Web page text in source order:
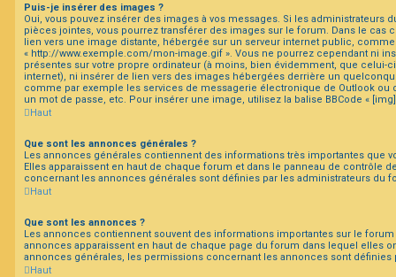
Puis-je insérer des images ?
Oui, vous pouvez insérer des images à vos messages. Si les administrateurs
pièces jointes, vous pourrez transférer des images sur le forum. Dans le cas
lien vers une image distante, hébergée sur un serveur internet public,
« http://www.exemple.com/mon-image.gif ». Vous ne pourrez cependant ni
présentes sur votre propre ordinateur (à moins, bien évidemment, que celui-
internet), ni insérer de lien vers des images hébergées derrière un
comme par exemple les services de messagerie électronique de Outlook ou
un mot de passe, etc. Pour insérer une image, utilisez la balise BBCode « [img]
Haut
Que sont les annonces générales ?
Les annonces générales contiennent des informations très importantes que
Elles apparaissent en haut de chaque forum et dans le panneau de contrôle
concernant les annonces générales sont définies par les administrateurs du
Haut
Que sont les annonces ?
Les annonces contiennent souvent des informations importantes sur le
annonces apparaissent en haut de chaque page du forum dans lequel elles
annonces générales, les permissions concernant les annonces sont définies
Haut